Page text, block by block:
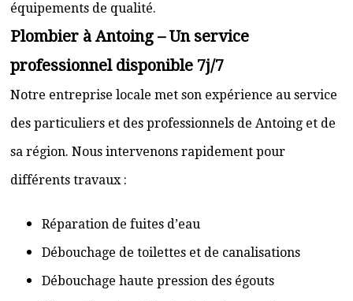
équipements de qualité.
Plombier à Antoing – Un service
professionnel disponible 7j/7
Notre entreprise locale met son expérience au service
des particuliers et des professionnels de Antoing et de
sa région. Nous intervenons rapidement pour
différents travaux :
Réparation de fuites d’eau
Débouchage de toilettes et de canalisations
Débouchage haute pression des égouts